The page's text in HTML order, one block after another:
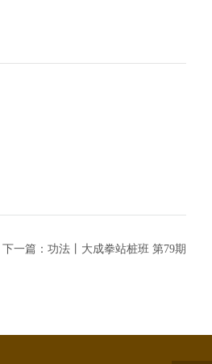
下一篇：功法丨大成拳站桩班 第79期